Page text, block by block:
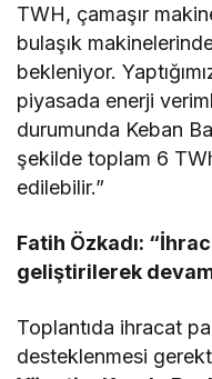
TWH, çamaşır
bulaşık
bekleniyor.
piyasada enerji
durumunda Keban
şekilde toplam 6
edilebilir.”
Fatih Özkadı:
geliştirilerek
Toplantıda ihracat
desteklenmesi